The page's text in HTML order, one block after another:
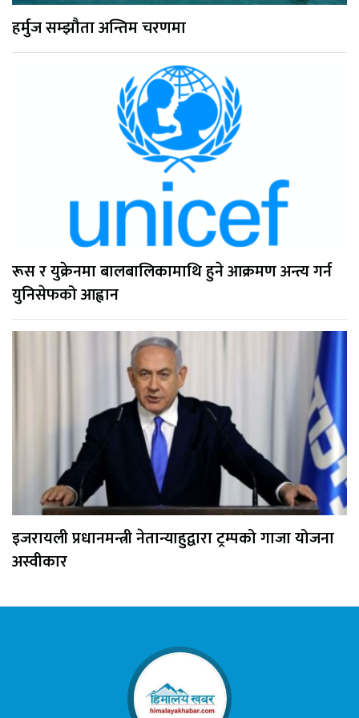
हर्मुज सम्झौता अन्तिम चरणमा
रूस र युक्रेनमा बालबालिकामाथि हुने आक्रमण अन्त्य गर्न
युनिसेफको आह्वान
इजरायली प्रधानमन्त्री नेतान्याहुद्वारा ट्रम्पको गाजा योजना
अस्वीकार